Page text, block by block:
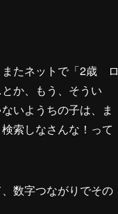
またネットで「2歳 ロ
か、もう、そうい
いようちの子は、ま
索しなさんな！って
数字つながりでその